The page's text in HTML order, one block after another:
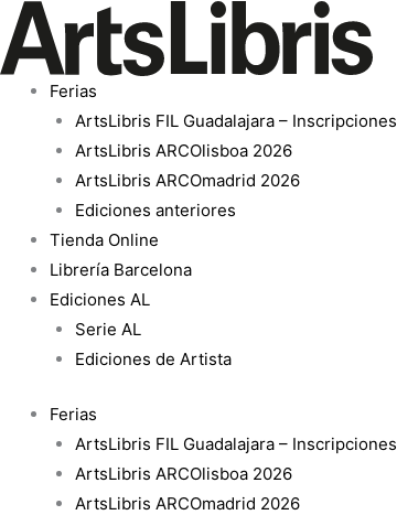
al
contenido
Ferias
ArtsLibris FIL Guadalajara – Inscripciones
ArtsLibris ARCOlisboa 2026
ArtsLibris ARCOmadrid 2026
Ediciones anteriores
Tienda Online
Librería Barcelona
Ediciones AL
Serie AL
Ediciones de Artista
Ferias
ArtsLibris FIL Guadalajara – Inscripciones
ArtsLibris ARCOlisboa 2026
ArtsLibris ARCOmadrid 2026
UMA
OUTRA
CIDADE
cantidad